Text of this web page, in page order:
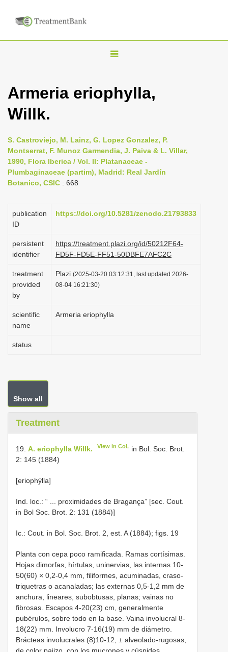
T
g
n
a
v
a
o
Armeria eriophylla,
Willk.
S. Castroviejo, M. Lainz, G. Lopez Gonzalez, P.
Montserrat, F. Munoz Garmendia, J. Paiva & L. Villar,
1990, Flora Iberica / Vol. II: Platanaceae -
Plumbaginaceae (partim), Madrid: Real Jardín
Botanico, CSIC : 668
publication
ID
https://doi.org/10.5281/zenodo.21793833
persistent
identifier
https://treatment.plazi.org/id/50212F64-
FD5F-FD5E-FF51-50DBFE7AFC2C
treatment
provided
by
Plazi (2025-03-20 03:12:31, last updated 2026-
08-04 16:21:30)
scientific
name
Armeria eriophylla
status
Show all
Treatment
19. A. eriophylla Willk. View in CoL in Bol. Soc. Brot.
2: 145 (1884)
[eriophýlla]
Ind. loc.: “ ... proximidades de Bragança” [sec. Cout.
in Bol Soc. Brot. 2: 131 (1884)]
Ic.: Cout. in Bol. Soc. Brot. 2, est. A (1884); figs. 19
Planta con cepa poco ramificada. Ramas cortísimas.
Hojas dimorfas, hírtulas, uninervias, las internas 10-
50(60) × 0,2-0,4 mm, filiformes, acuminadas, craso-
triquetras o acanaladas; las externas 0,5-1,2 mm de
anchura, lineares, subobtusas, planas; vainas no
fibrosas. Escapos 4-20(23) cm, generalmente
pubérulos, sobre todo en la base. Vaina involucral 8-
18(22) mm. Involucro 7-16(19) mm de diámetro.
Brácteas involucrales (8)10-12, ± alveolado-rugosas,
de color pajizo, con los mucrones y cúspides